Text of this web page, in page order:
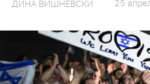
ДИНА ВИШНЕВСКИ 25